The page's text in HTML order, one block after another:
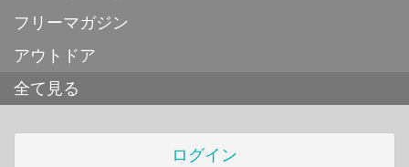
フリーマガジン
アウトドア
全て見る
ログイン